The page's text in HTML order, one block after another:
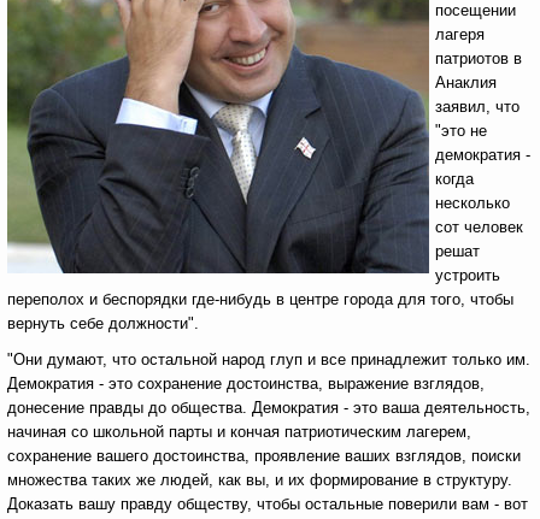
посещении
лагеря
патриотов в
Анаклия
заявил, что
"это не
демократия -
когда
несколько
сот человек
решат
устроить
переполох и беспорядки где-нибудь в центре города для того, чтобы
вернуть себе должности".
"Они думают, что остальной народ глуп и все принадлежит только им.
Демократия - это сохранение достоинства, выражение взглядов,
донесение правды до общества. Демократия - это ваша деятельность,
начиная со школьной парты и кончая патриотическим лагерем,
сохранение вашего достоинства, проявление ваших взглядов, поиски
множества таких же людей, как вы, и их формирование в структуру.
Доказать вашу правду обществу, чтобы остальные поверили вам - вот